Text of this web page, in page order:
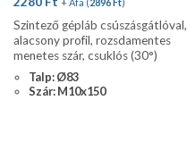
Szintező gépláb csúszásgátlóval,
alacsony profil, rozsdamentes
menetes szár, csuklós (30°)
Talp: Ø83
Szár: M10x150